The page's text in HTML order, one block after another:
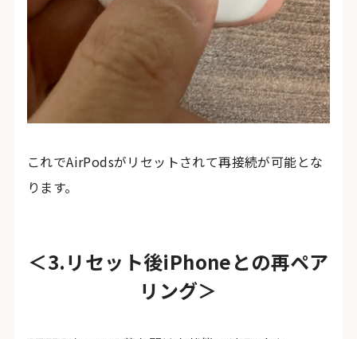
これでAirPodsがリセットされて再接続が可能とな
ります。
＜3.リセット後iPhoneとの再ペア
リング＞